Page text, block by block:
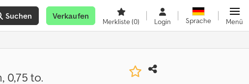
Suchen Verkaufen
Merkliste(0) Login Sprache Menü
0,75 to.